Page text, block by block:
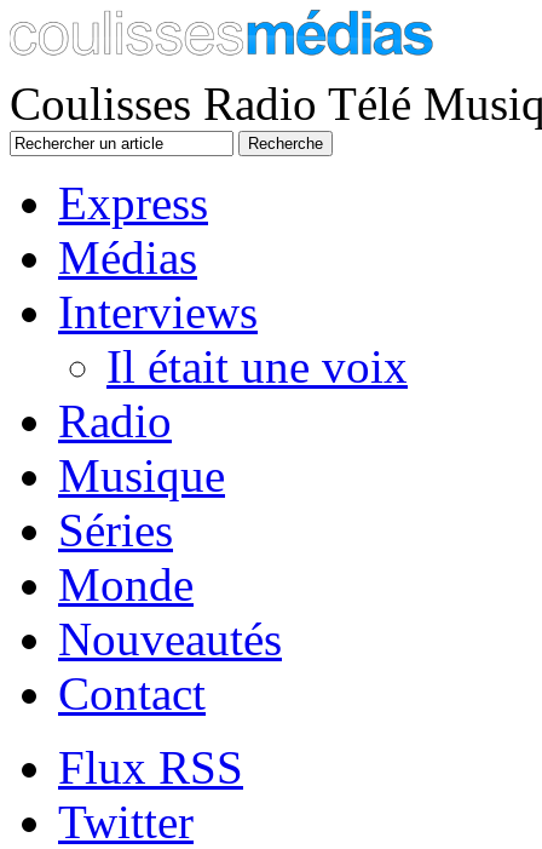
Coulisses Radio Télé
Express
Médias
Interviews
Il était une voix
Radio
Musique
Séries
Monde
Nouveautés
Contact
Flux RSS
Twitter